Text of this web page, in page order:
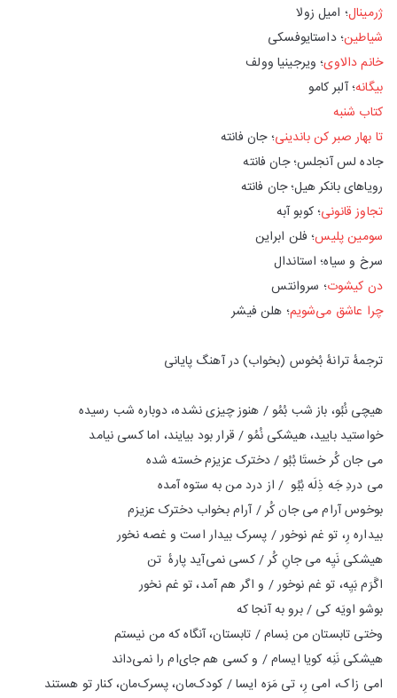
ژرمینال؛ امیل زولا
شیاطین؛ داستایوفسکی
خانم دالاوی؛ ویرجینیا وولف
بیگانه؛ آلبر کامو
کتاب شنبه
تا بهار صبر کن باندینی؛ جان فانته
جاده لس آنجلس؛ جان فانته
رویاهای بانکر هیل؛ جان فانته
تجاوز قانونی؛ کوبو آبه
سومین پلیس؛ فلن ابراین
سرخ و سیاه؛ استاندال
دن کیشوت؛ سروانتس
چرا عاشق می‌شویم؛ هلن فیشر
ترجمهٔ ترانهٔ بُخوس (بخواب) در آهنگ پایانی
هیچی نُبُو، باز شب بُمُو / هنوز چیزی نشده، دوباره شب رسیده
خواستید بایید، هیشکی نُمُو / قرار بود بیایند، اما کسی نیامد
می جان کُر خستَا بُبُو / دخترک عزیزم خسته شده
می دردِ جَه ذِلَه بُبُو / از درد من به ستوه آمده
بوخوس آرام می جان کُر / آرام بخواب دخترک عزیزم
بیداره رِ، تو غم نوخور / پسرک بیدار است و غصه نخور
هیشکی نَیِه می جانِ کُر / کسی نمی‌آید پارهٔ تن
اگَرَم بَیِه، تو غم نوخور / و اگر هم آمد، تو غم نخور
بوشو اویَه کی / برو به آنجا که
وختی تابستان من نِسام / تابستان، آنگاه که من نیستم
هیشکی نَنِه کویا ایسام / و کسی هم جای‌ام را نمی‌داند
امی زاک، امی رِ، تی مَرَه ایسا / کودک‌مان، پسرک‌مان، کنار تو هستند